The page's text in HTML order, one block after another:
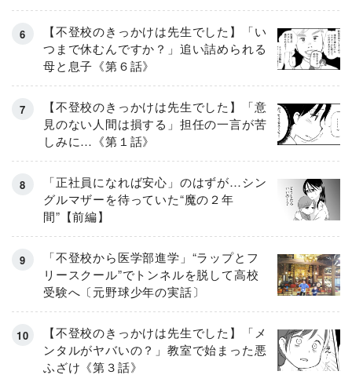
【不登校のきっかけは先生でした】「い
つまで休むんですか？」追い詰められる
母と息子《第６話》
【不登校のきっかけは先生でした】「意
見のない人間は損する」担任の一言が苦
しみに…《第１話》
「正社員になれば安心」のはずが…シン
グルマザーを待っていた“魔の２年
間”【前編】
「不登校から医学部進学」“ラップとフ
リースクール”でトンネルを脱して高校
受験へ〔元野球少年の実話〕
【不登校のきっかけは先生でした】「メ
ンタルがヤバいの？」教室で始まった悪
ふざけ《第３話》